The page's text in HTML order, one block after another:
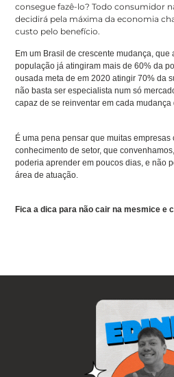
consegue fazê-lo? Todo consumidor
decidirá pela máxima da economia
custo pelo benefício.
Em um Brasil de crescente mudança, que
população já atingiram mais de 60% da
ousada meta de em 2020 atingir 70% da
não basta ser especialista num só
capaz de se reinventar em cada
É uma pena pensar que muitas
conhecimento de setor, que
poderia aprender em poucos dias, e não
área de atuação.
Fica a dica para não cair na mesmice e